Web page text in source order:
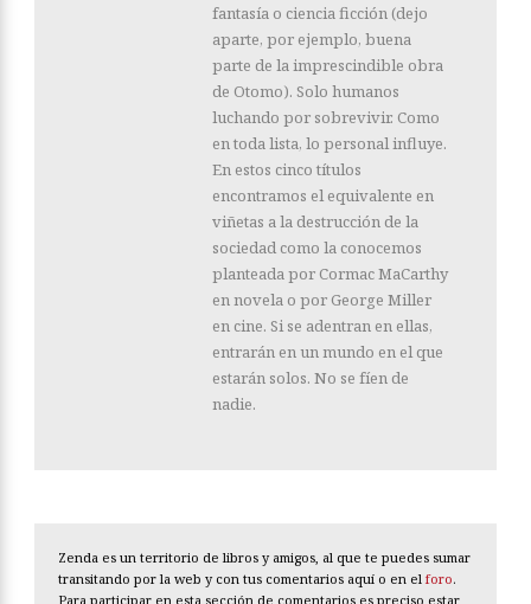
fantasía o ciencia ficción (dejo
aparte, por ejemplo, buena
parte de la imprescindible obra
de Otomo). Solo humanos
luchando por sobrevivir. Como
en toda lista, lo personal influye.
En estos cinco títulos
encontramos el equivalente en
viñetas a la destrucción de la
sociedad como la conocemos
planteada por Cormac MaCarthy
en novela o por George Miller
en cine. Si se adentran en ellas,
entrarán en un mundo en el que
estarán solos. No se fíen de
nadie.
Zenda es un territorio de libros y amigos, al que te puedes sumar
transitando por la web y con tus comentarios aquí o en el foro.
Para participar en esta sección de comentarios es preciso estar